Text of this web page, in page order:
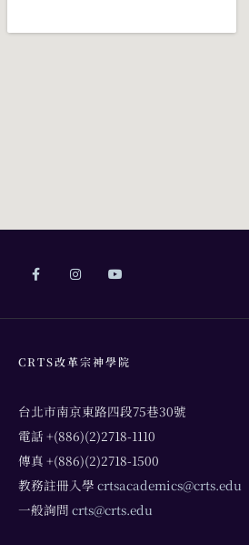
CRTS改革宗神學院
台北市南京東路四段75巷30號
電話 +(886)(2)2718-1110
傳真 +(886)(2)2718-1500
教務註冊入學 crtsacademics@crts.edu
一般詢問 crts@crts.edu